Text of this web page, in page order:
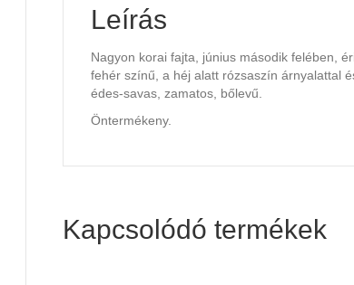
Leírás
Nagyon korai fajta, június második felében,
fehér színű, a héj alatt rózsaszín árnyalattal
édes-savas, zamatos, bőlevű.
Öntermékeny.
Kapcsolódó termékek